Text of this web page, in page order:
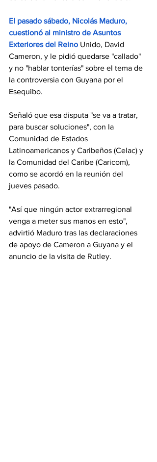
El pasado sábado, Nicolás Maduro,
cuestionó al ministro de Asuntos
Exteriores del Reino Unido, David
Cameron, y le pidió quedarse "callado"
y no "hablar tonterías" sobre el tema de
la controversia con Guyana por el
Esequibo.
Señaló que esa disputa "se va a tratar,
para buscar soluciones", con la
Comunidad de Estados
Latinoamericanos y Caribeños (Celac) y
la Comunidad del Caribe (Caricom),
como se acordó en la reunión del
jueves pasado.
"Así que ningún actor extrarregional
venga a meter sus manos en esto",
advirtió Maduro tras las declaraciones
de apoyo de Cameron a Guyana y el
anuncio de la visita de Rutley.